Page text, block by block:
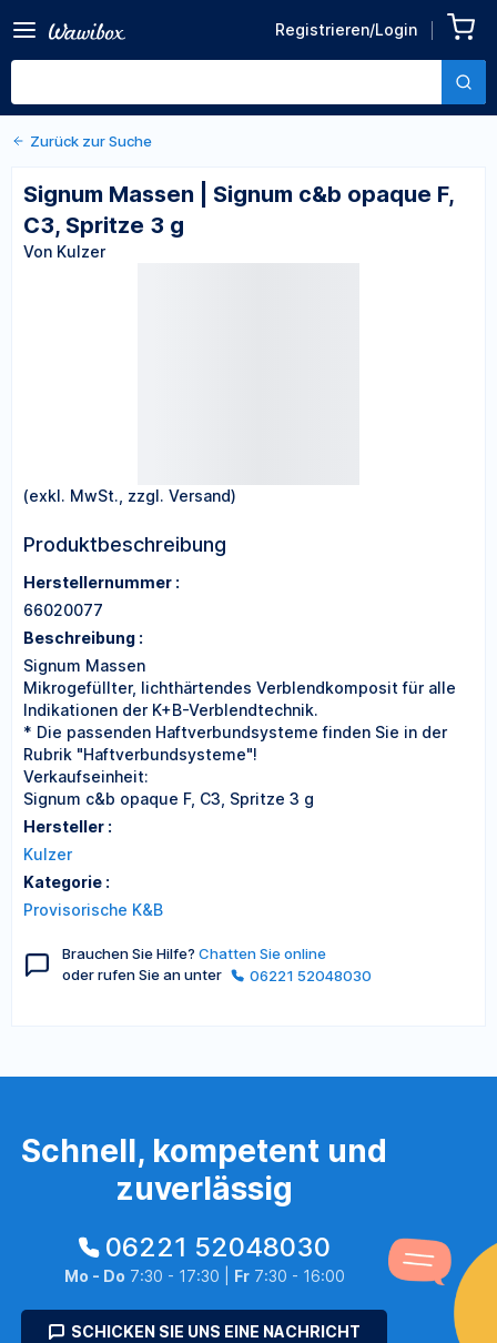
Registrieren/Login
c&b opaque F, C3, Spritze 3
g
Von Kulzer
Zurück zu den Produktdetails
Zurück zur Suche
Signum Massen | Signum c&b opaque F,
C3, Spritze 3 g
Von Kulzer
(exkl. MwSt., zzgl. Versand)
Produktbeschreibung
Herstellernummer :
66020077
Beschreibung :
Signum Massen
Mikrogefüllter, lichthärtendes Verblendkomposit für alle
Indikationen der K+B-Verblendtechnik.
* Die passenden Haftverbundsysteme finden Sie in der
Rubrik "Haftverbundsysteme"!
Verkaufseinheit:
Signum c&b opaque F, C3, Spritze 3 g
Hersteller :
Kulzer
Kategorie :
Provisorische K&B
Brauchen Sie Hilfe? Chatten Sie online
oder rufen Sie an unter
06221 52048030
Schnell, kompetent und
zuverlässig
06221 52048030
Mo - Do 7:30 - 17:30 | Fr7:30 - 16:00
SCHICKEN SIE UNS EINE NACHRICHT